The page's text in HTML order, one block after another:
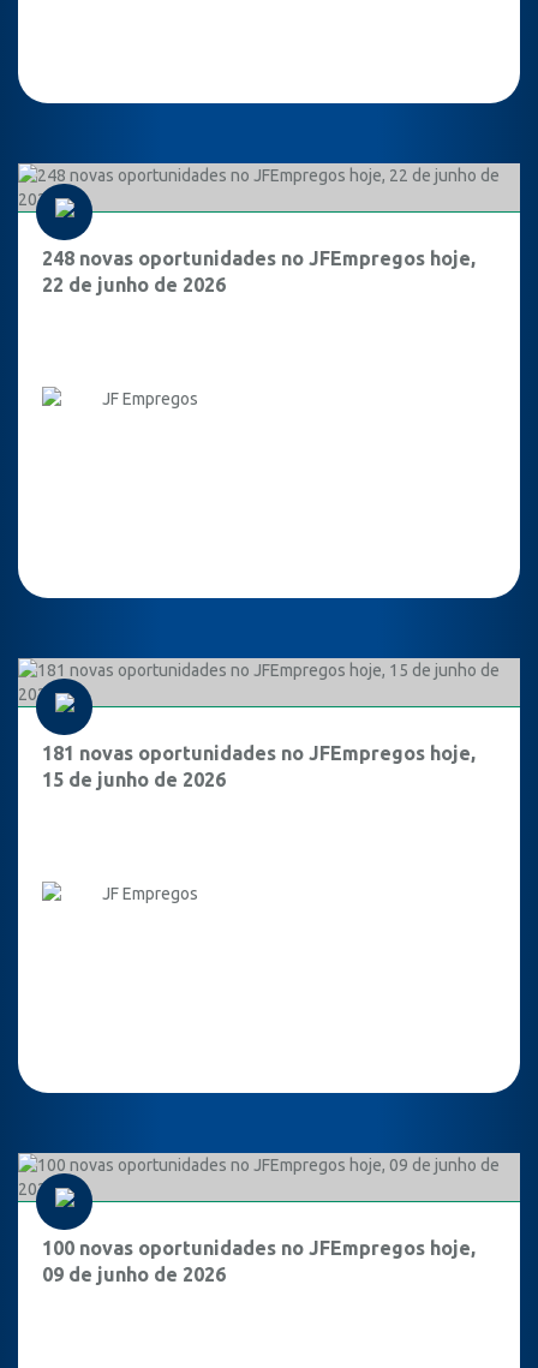
248 novas oportunidades no JFEmpregos hoje,
22 de junho de 2026
JF Empregos
181 novas oportunidades no JFEmpregos hoje,
15 de junho de 2026
JF Empregos
100 novas oportunidades no JFEmpregos hoje,
09 de junho de 2026